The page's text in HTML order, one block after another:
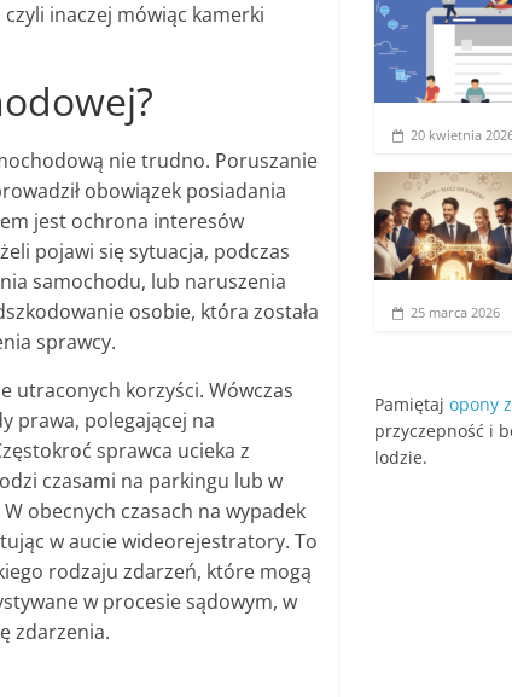
inaczej mówiąc kamerki
nie trudno. Poruszanie
obowiązek posiadania
jest ochrona interesów
pojawi się sytuacja, podczas
samochodu, lub naruszenia
osobie, która została
sprawcy.
utraconych korzyści. Wówczas
prawa, polegającej na
sprawca ucieka z
czasami na parkingu lub w
obecnych czasach na wypadek
w aucie wideorejestratory. To
rodzaju zdarzeń, które mogą
w procesie sądowym, w
zdarzenia.
20 kwietnia
25 marca 2026
Pamiętaj opony
przyczepność i
lodzie.